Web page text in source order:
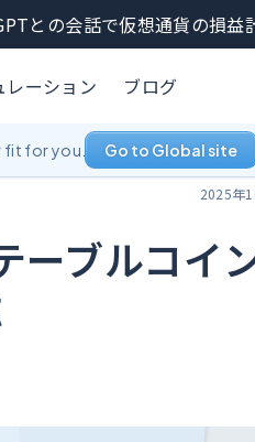
との会話で仮想通貨の損益
レーション ブログ
fit for you. Go to Global site
2025年
ーブルコイ